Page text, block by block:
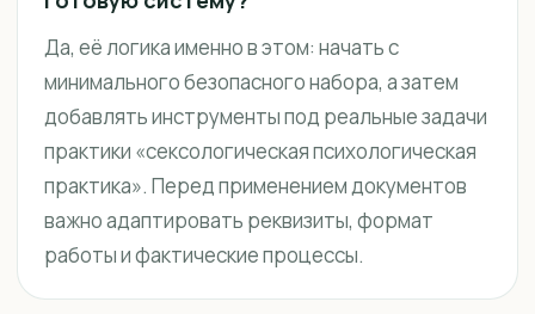
Да, её логика именно в этом: начать с
минимального безопасного набора, а затем
добавлять инструменты под реальные задачи
практики «сексологическая психологическая
практика». Перед применением документов
важно адаптировать реквизиты, формат
работы и фактические процессы.